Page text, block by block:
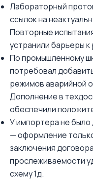
Лабораторный
ссылок на
Повторные
устранили барьеры к
По промышленному
потребовал
режимов аварийной
Дополнение в
обеспечили
У импортера не
— оформление
заключения
прослеживаемости
схему 1д.